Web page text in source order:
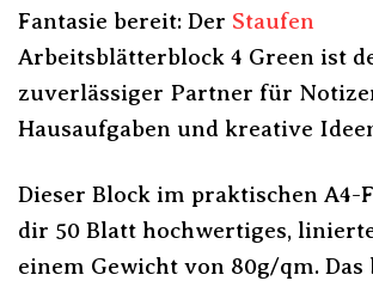
Fantasie bereit: Der Staufen
Arbeitsblätterblock 4 Green ist
zuverlässiger Partner für
Hausaufgaben und kreative
Dieser Block im praktischen A4-
dir 50 Blatt hochwertiges,
einem Gewicht von 80g/qm. Das